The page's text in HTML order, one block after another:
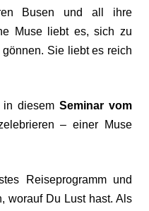
Busen und all ihre
Muse liebt es, sich zu
Sie liebt es reich
diesem Seminar vom
– einer Muse
Reiseprogramm und
worauf Du Lust hast. Als